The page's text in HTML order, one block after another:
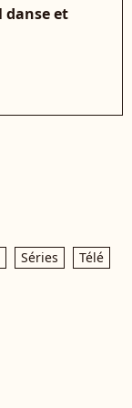
danse et
Séries
Télé